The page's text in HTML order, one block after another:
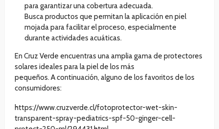
para garantizar una cobertura adecuada.
Busca productos que permitan la aplicación en piel
mojada para facilitar el proceso, especialmente
durante actividades acuáticas.
En Cruz Verde encuentras una amplia gama de protectores
solares ideales para la piel de los más
pequeños. A continuación, alguno de los favoritos de los
consumidores:
https://www.cruzverde.cl/fotoprotector-wet-skin-
transparent-spray-pediatrics-spf-50-ginger-cell-